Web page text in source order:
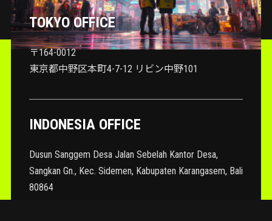
TOKYO OFFICE
〒164-0012
東京都中野区本町4-7-12 リビン中野101
INDONESIA OFFICE
Dusun Sanggem Desa Jalan Sebelah Kantor Desa,
Sangkan Gn., Kec. Sidemen, Kabupaten Karangasem, Bali
80864